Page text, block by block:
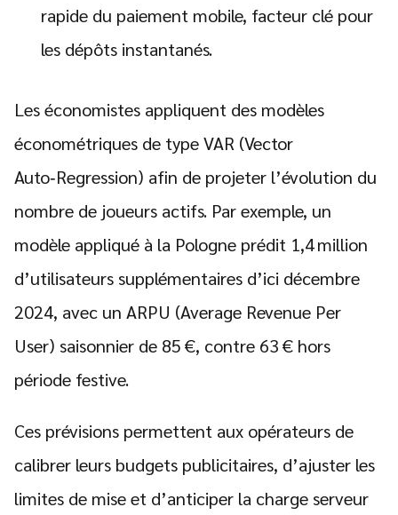
rapide du paiement mobile, facteur clé pour
les dépôts instantanés.
Les économistes appliquent des modèles
économétriques de type VAR (Vector
Auto‑Regression) afin de projeter l’évolution du
nombre de joueurs actifs. Par exemple, un
modèle appliqué à la Pologne prédit 1,4 million
d’utilisateurs supplémentaires d’ici décembre
2024, avec un ARPU (Average Revenue Per
User) saisonnier de 85 €, contre 63 € hors
période festive.
Ces prévisions permettent aux opérateurs de
calibrer leurs budgets publicitaires, d’ajuster les
limites de mise et d’anticiper la charge serveur